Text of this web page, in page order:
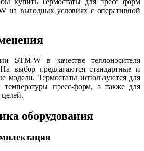
купить Термостаты для пресс форм
на выгодных условиях с оперативной
STM-W в качестве теплоносителя
На выбор предлагаются стандартные и
модели. Термостаты используются для
температуры пресс-форм, а также для
оборудования